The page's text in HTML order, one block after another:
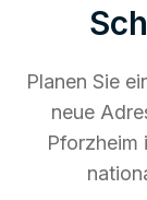
Planen Sie
neue
Pforzheim